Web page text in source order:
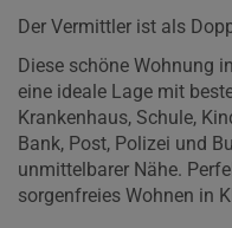
Der Vermittler ist als
Diese schöne Wohnung
eine ideale Lage mit
Krankenhaus, Schule,
Bank, Post, Polizei und
unmittelbarer Nähe.
sorgenfreies Wohnen in